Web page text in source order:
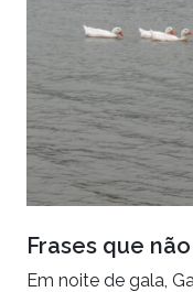
Frases que
Em noite de gala,